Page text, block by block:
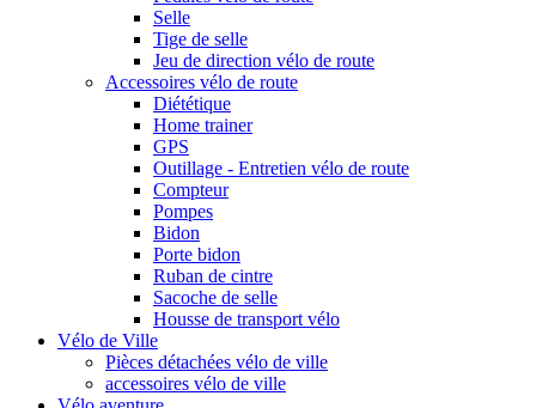
Selle
Tige de selle
Jeu de direction vélo de route
Accessoires vélo de route
Diététique
Home trainer
GPS
Outillage - Entretien vélo de route
Compteur
Pompes
Bidon
Porte bidon
Ruban de cintre
Sacoche de selle
Housse de transport vélo
Vélo de Ville
Pièces détachées vélo de ville
accessoires vélo de ville